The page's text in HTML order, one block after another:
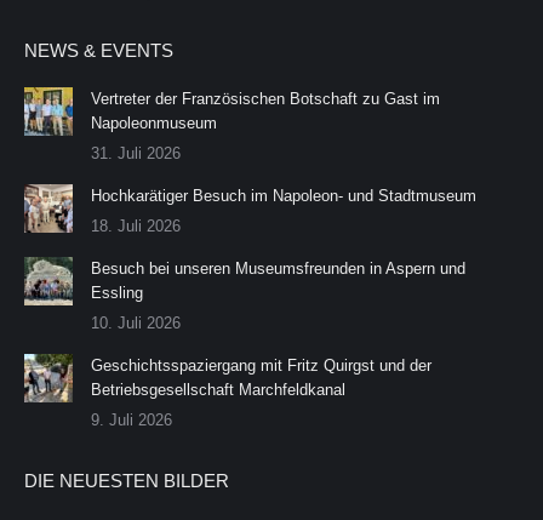
NEWS & EVENTS
Vertreter der Französischen Botschaft zu Gast im
Napoleonmuseum
31. Juli 2026
Hochkarätiger Besuch im Napoleon- und Stadtmuseum
18. Juli 2026
Besuch bei unseren Museumsfreunden in Aspern und
Essling
10. Juli 2026
Geschichtsspaziergang mit Fritz Quirgst und der
Betriebsgesellschaft Marchfeldkanal
9. Juli 2026
DIE NEUESTEN BILDER